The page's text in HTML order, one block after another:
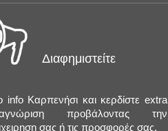
Διαφημιστείτε
info Καρπενήσι και κερδίστε extra
προβάλοντας την
σας ή τις προσφορές σας.